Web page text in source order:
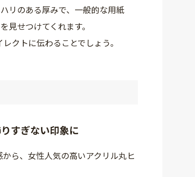
リのある厚みで、一般的な用紙
見せつけてくれます。
クトに伝わることでしょう。
すぎない印象に
ら、女性人気の高いアクリル丸ヒ